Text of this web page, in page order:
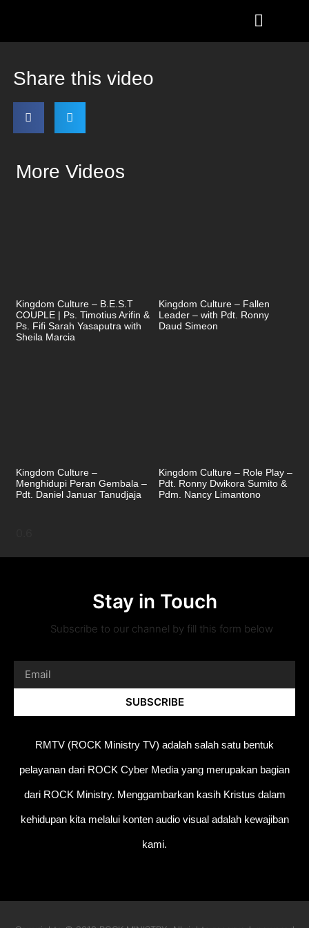
Share this video
More Videos
Kingdom Culture – B.E.S.T
COUPLE | Ps. Timotius Arifin &
Ps. Fifi Sarah Yasaputra with
Sheila Marcia
Kingdom Culture – Fallen
Leader – with Pdt. Ronny
Daud Simeon
Kingdom Culture –
Menghidupi Peran Gembala –
Pdt. Daniel Januar Tanudjaja
Kingdom Culture – Role Play –
Pdt. Ronny Dwikora Sumito &
Pdm. Nancy Limantono
Stay in Touch
Subscribe to our channel by fill this form below
SUBSCRIBE
RMTV (ROCK Ministry TV) adalah salah satu bentuk
pelayanan dari ROCK Cyber Media yang merupakan bagian
dari ROCK Ministry. Menggambarkan kasih Kristus dalam
kehidupan kita melalui konten audio visual adalah kewajiban
kami.